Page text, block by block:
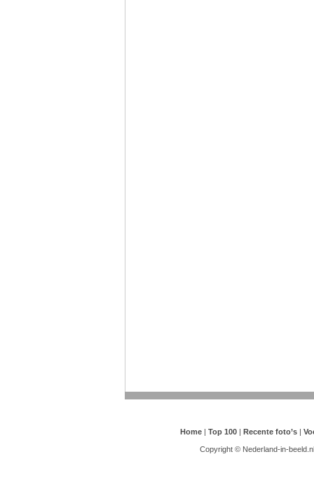
Home | Top 100 | Recente foto’s |
Copyright © Nederland-in-